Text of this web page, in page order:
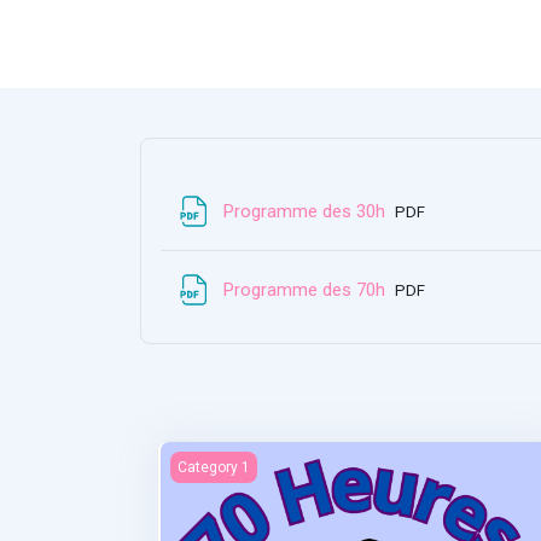
Programme des 30h Archivo
PDF
Programme des 70h Archivo
PDF
Statistiques et recherches
Category 1